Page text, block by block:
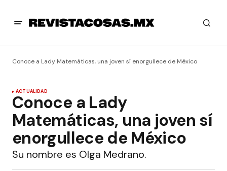
Conoce a Lady Matemáticas, una joven sí enorgullece de México
ACTUALIDAD
Conoce a Lady
Matemáticas, una joven sí
enorgullece de México
Su nombre es Olga Medrano.